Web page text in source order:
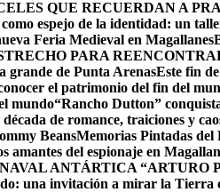
QUE RECUERDAN A
espejo de la identidad: un
Feria Medieval en Magallanes
PARA
grande de Punta ArenasEste fin
el patrimonio del fin del
mundo“Rancho Dutton”
de romance, traiciones y
BeansMemorias Pintadas del
amantes del espionaje en
ANTÁRTICA “ARTURO
una invitación a mirar la Tierra